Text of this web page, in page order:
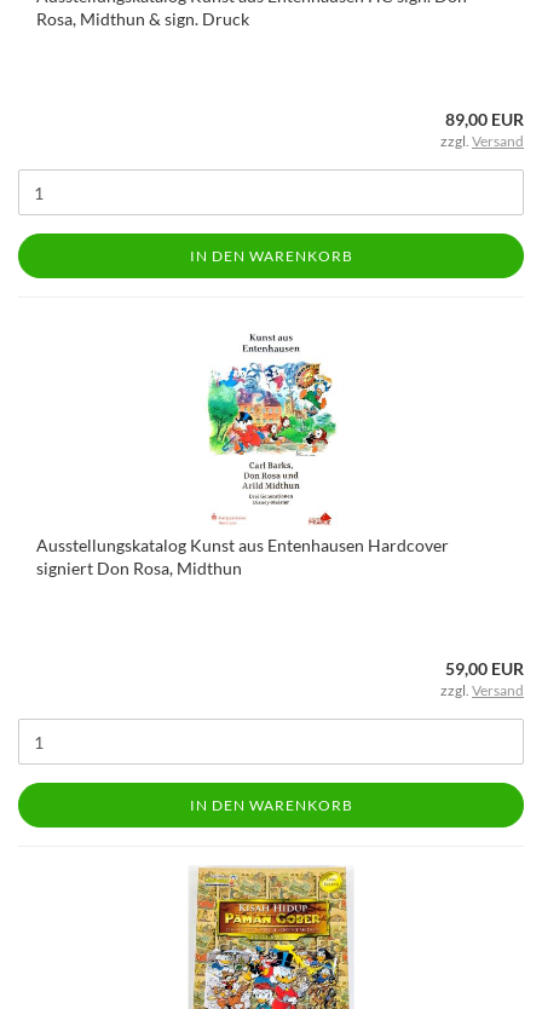
Rosa, Midthun & sign. Druck
89,00 EUR
zzgl. Versand
IN DEN WARENKORB
Ausstellungskatalog Kunst aus Entenhausen Hardcover
signiert Don Rosa, Midthun
59,00 EUR
zzgl. Versand
IN DEN WARENKORB